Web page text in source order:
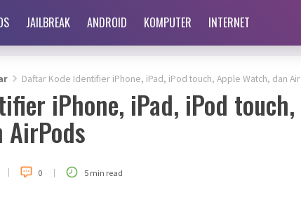
JAILBREAK ANDROID KOMPUTER INTERNET
Daftar Kode Identifier iPhone, iPad, iPod touch, Apple Watch, dan AirPods
iPhone, iPad, iPod touch,
AirPods
| 0 | 5 min read